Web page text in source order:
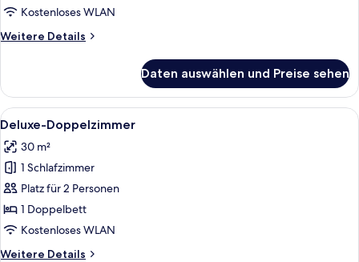
Kostenloses WLAN
Weitere Details
Weitere
Doppelzimmer
Daten auswählen und Preise sehen
Alle
Fotos
für
Deluxe-
Doppelzimmer
anzeigen
Ein Zimmer mit einer großen
4
Deluxe-Doppelzimmer
30 m²
1 Schlafzimmer
Platz für 2 Personen
1 Doppelbett
Kostenloses WLAN
Weitere Details
Weitere